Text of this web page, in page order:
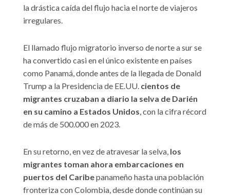
la drástica caída del flujo hacia el norte de viajeros
irregulares.
El llamado flujo migratorio inverso de norte a sur se
ha convertido casi en el único existente en países
como Panamá, donde antes de la llegada de Donald
Trump a la Presidencia de EE.UU. cientos de
migrantes cruzaban a diario la selva de Darién
en su camino a Estados Unidos, con la cifra récord
de más de 500.000 en 2023.
En su retorno, en vez de atravesar la selva, los
migrantes toman ahora embarcaciones en
puertos del Caribepanameño hasta una población
fronteriza con Colombia, desde donde continúan su